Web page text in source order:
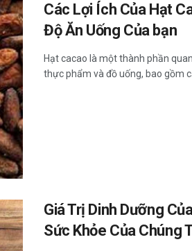
Các Lợi Ích Của Hạt
Độ Ăn Uống Của bạn
Hạt cacao là một thành phần
thực phẩm và đồ uống, bao gồm
Giá Trị Dinh Dưỡng
Sức Khỏe Của Chúng